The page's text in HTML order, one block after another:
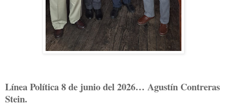
Línea Política 8 de junio del 2026… Agustín Contreras
Stein.